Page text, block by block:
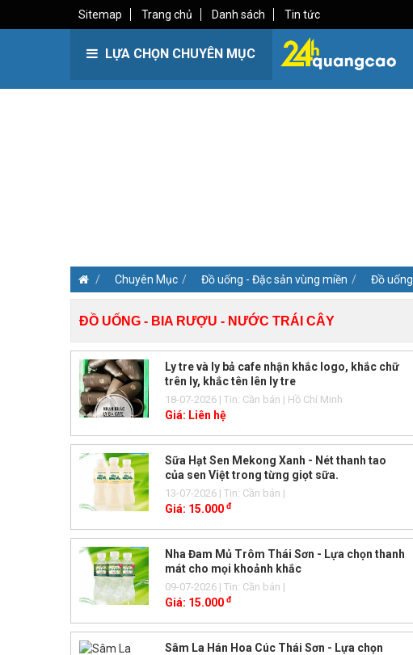
Sitemap Trang chủ Danh sách Tin tức
LỰA CHỌN CHUYÊN MỤC
Chuyên Mục Đồ uống - Đặc sản vùng miền Đồ uống
ĐỒ UỐNG - BIA RƯỢU - NƯỚC TRÁI CÂY
Ly tre và ly bả cafe nhận khắc logo, khắc chữ
trên ly, khắc tên lên ly tre
18-07-2026 | Tin: Cần bán | Hồ Chí Minh
Giá: Liên hệ
Sữa Hạt Sen Mekong Xanh - Nét thanh tao
của sen Việt trong từng giọt sữa.
13-07-2026 | Tin: Cần bán |
Giá: 15.000đ
Nha Đam Mủ Trôm Thái Sơn - Lựa chọn thanh
mát cho mọi khoảnh khắc
09-07-2026 | Tin: Cần bán |
Giá: 15.000đ
Sâm La Hán Hoa Cúc Thái Sơn - Lựa chọn